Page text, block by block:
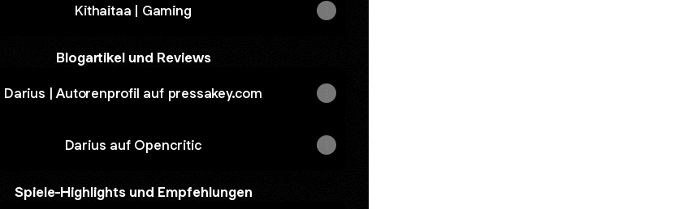
Kithaitaa | Gaming
Blogartikel und Reviews
Darius | Autorenprofil auf pressakey.com
Darius auf Opencritic
Spiele-Highlights und Empfehlungen